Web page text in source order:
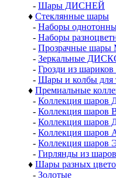
- Шары ДИСНЕЙ
♦ Стеклянные шары
- Наборы
- Наборы
- Прозрачные
- Зеркальные
- Грозди из
- Шары и колбы для
♦ Премиальные
- Коллекция
- Коллекция
- Коллекция шаров
- Коллекция
- Коллекция
- Гирлянды из
♦ Шары разных
- Золотые